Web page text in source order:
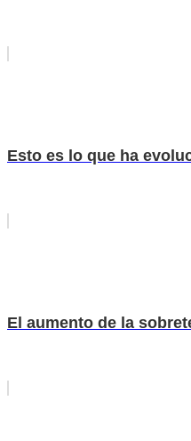
Esto es lo que ha
El aumento de la